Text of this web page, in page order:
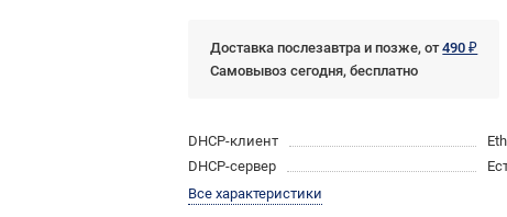
Доставка послезавтра и позже, от490 ₽
Самовывоз сегодня, бесплатно
DHCP-клиент
DHCP-сервер
Все характеристики